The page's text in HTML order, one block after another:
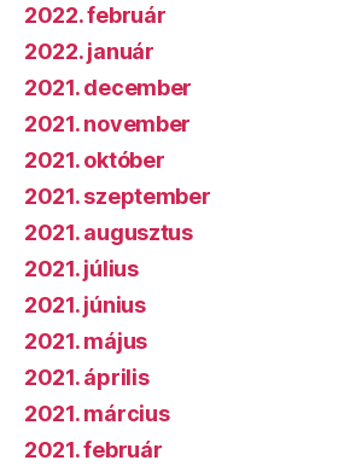
2022. február
2022. január
2021. december
2021. november
2021. október
2021. szeptember
2021. augusztus
2021. július
2021. június
2021. május
2021. április
2021. március
2021. február